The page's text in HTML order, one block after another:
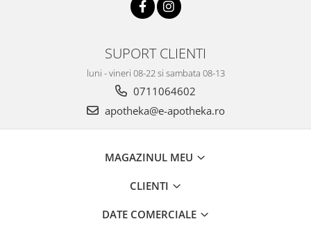
SUPORT CLIENTI
luni - vineri 08-22 si sambata 08-13
0711064602
apotheka@e-apotheka.ro
MAGAZINUL MEU
CLIENTI
DATE COMERCIALE